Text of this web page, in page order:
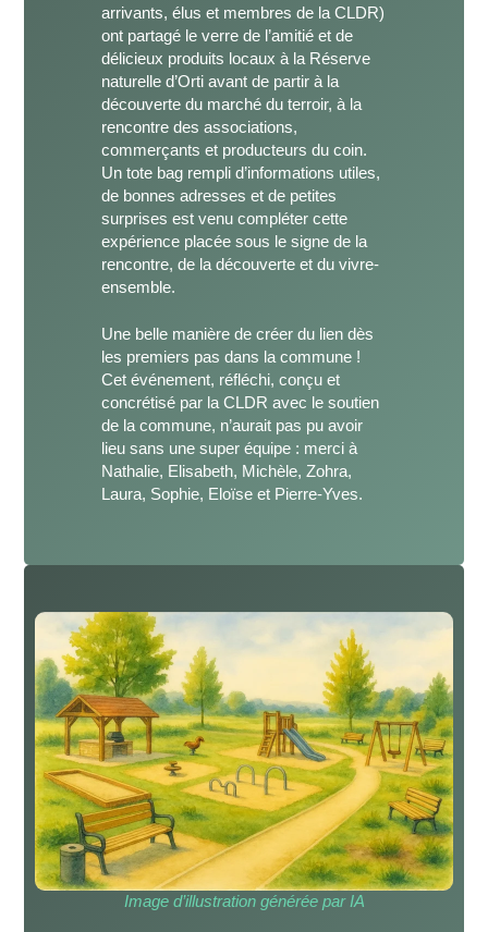
arrivants, élus et membres de la CLDR)
ont partagé le verre de l’amitié et de
délicieux produits locaux à la Réserve
naturelle d’Orti avant de partir à la
découverte du marché du terroir, à la
rencontre des associations,
commerçants et producteurs du coin.
Un tote bag rempli d’informations utiles,
de bonnes adresses et de petites
surprises est venu compléter cette
expérience placée sous le signe de la
rencontre, de la découverte et du vivre-
ensemble.
Une belle manière de créer du lien dès
les premiers pas dans la commune !
Cet événement, réfléchi, conçu et
concrétisé par la CLDR avec le soutien
de la commune, n’aurait pas pu avoir
lieu sans une super équipe : merci à
Nathalie, Elisabeth, Michèle, Zohra,
Laura, Sophie, Eloïse et Pierre-Yves.
Image d’illustration générée par IA